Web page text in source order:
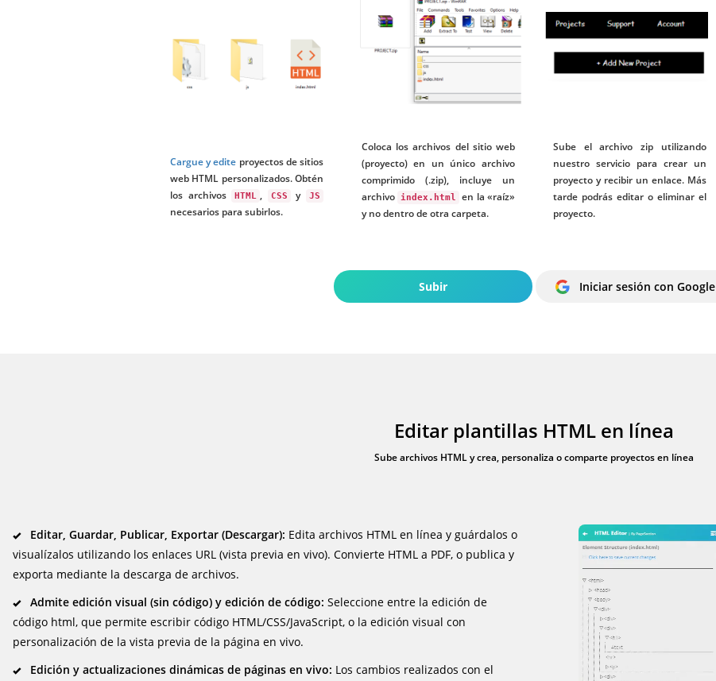
Cargue y edite proyectos de sitios
web HTML personalizados. Obtén
los archivos
HTML , CSS y JS
necesarios para subirlos.
Coloca los archivos del sitio web
(proyecto) en un único archivo
comprimido (.zip), incluye un
archivo index.html
en la «raíz»
y no dentro de otra carpeta.
Sube el archivo zip utilizando
nuestro servicio para crear un
proyecto y recibir un enlace. Más
tarde podrás editar o eliminar el
proyecto.
Subir Iniciar sesión con Google
Editar plantillas HTML en línea
Sube archivos HTML y crea, personaliza o comparte proyectos en línea
Editar, Guardar, Publicar, Exportar (Descargar): Edita archivos HTML en línea y guárdalos o
visualízalos utilizando los enlaces URL (vista previa en vivo). Convierte HTML a PDF, o publica y
exporta mediante la descarga de archivos.
Admite edición visual (sin código) y edición de código: Seleccione entre la edición de
código html, que permite escribir código HTML/CSS/JavaScript, o la edición visual con
personalización de la vista previa de la página en vivo.
Edición y actualizaciones dinámicas de páginas en vivo: Los cambios realizados con el